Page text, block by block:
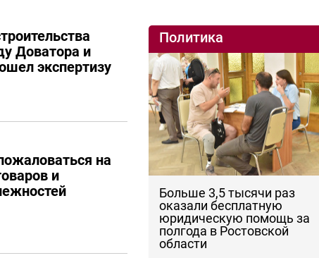
Доватора и
экспертизу
на
и
Политика
Больше 3,5 тысячи раз
оказали бесплатную
юридическую помощь за
полгода в Ростовской
области